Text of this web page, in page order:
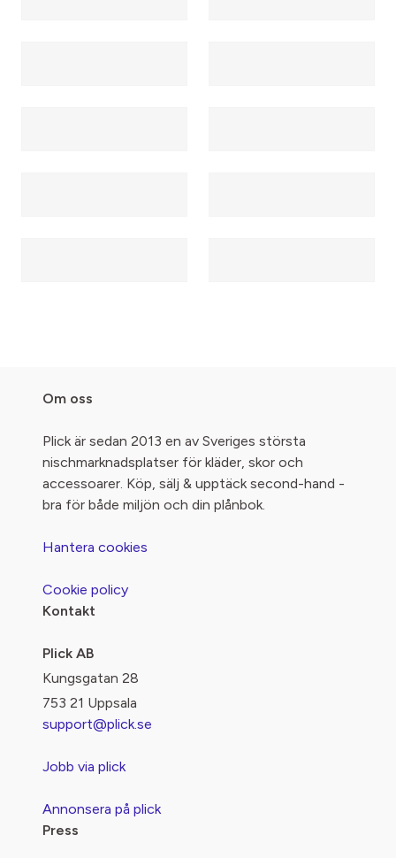
Om oss
Plick är sedan 2013 en av Sveriges största
nischmarknadsplatser för kläder, skor och
accessoarer. Köp, sälj & upptäck second-hand -
bra för både miljön och din plånbok.
Hantera cookies
Cookie policy
Kontakt
Plick AB
Kungsgatan 28
753 21 Uppsala
support@plick.se
Jobb via plick
Annonsera på plick
Press